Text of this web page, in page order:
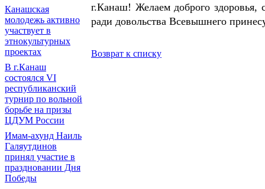
Канашская
молодежь активно
участвует в
этнокультурных
проектах
В г.Канаш
состоялся VI
республиканский
турнир по вольной
борьбе на призы
ЦДУМ России
Имам-ахунд Наиль
Галяутдинов
принял участие в
праздновании Дня
Победы
г.Канаш! Желаем доброго здоровья,
ради довольства Всевышнего
Возврат к списку